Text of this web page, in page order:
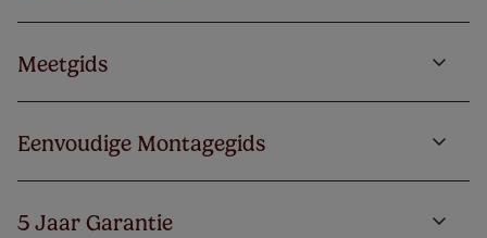
Meetgids
Eenvoudige Montagegids
5 Jaar Garantie